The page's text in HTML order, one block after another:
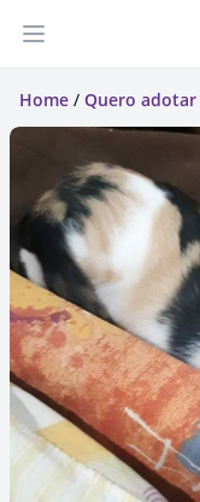
Abrir menu
Home / Quero adotar